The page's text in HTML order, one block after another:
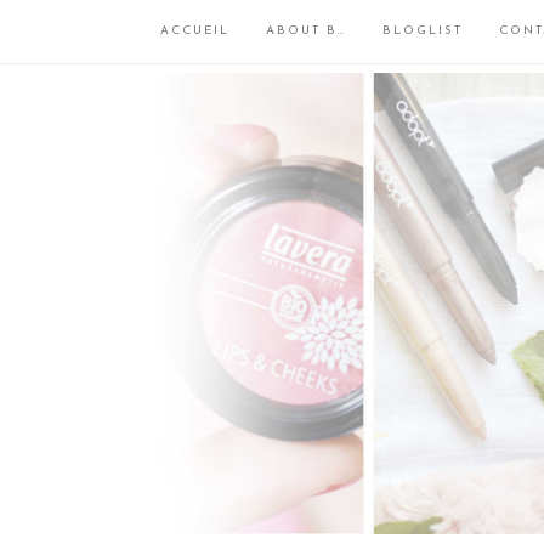
ACCUEIL ABOUT B… BLOGLIST